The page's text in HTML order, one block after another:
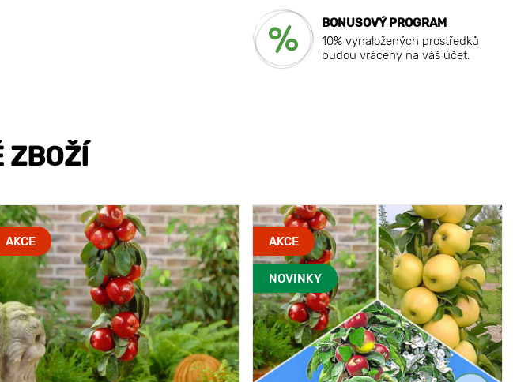
BONUSOVÝ PROGRAM
10% vynaložených prostředků
budou vráceny na váš účet.
ZBOŽÍ
AKCE AKCE
NOVINKY